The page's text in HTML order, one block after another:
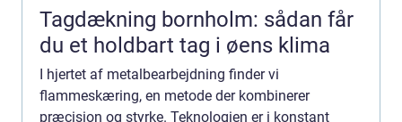
Tagdækning bornholm: sådan får
du et holdbart tag i øens klima
I hjertet af metalbearbejdning finder vi
flammeskæring, en metode der kombinerer
præcision og styrke. Teknologien er i konstant